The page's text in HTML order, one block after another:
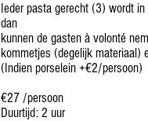
Ieder pasta gerecht (3) wordt in
dan
kunnen de gasten à volonté
kommetjes (degelijk materiaal)
(Indien porselein +€2/persoon)
€27 /persoon
Duurtijd: 2 uur